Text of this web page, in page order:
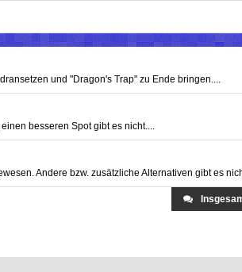
und "Dragon's Trap" zu Ende bringen....
besseren Spot gibt es nicht....
Andere bzw. zusätzliche Alternativen gibt es